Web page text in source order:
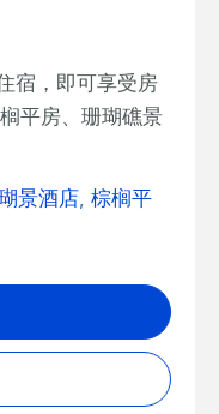
宿，即可享受房
平房、珊瑚礁景
景酒店, 棕榈平